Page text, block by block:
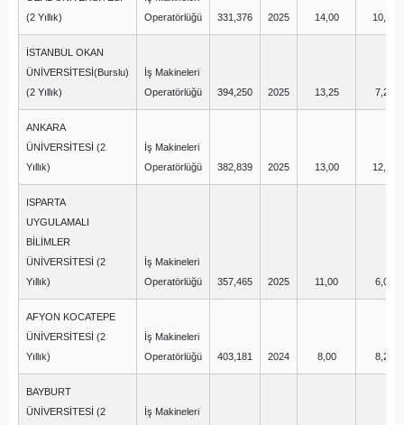
(2 Yıllık)
Operatörlüğü
331,376 2025 14,00 10,00
İSTANBUL OKAN
ÜNİVERSİTESİ(Burslu)
(2 Yıllık)
İş Makineleri
Operatörlüğü
394,250 2025 13,25 7,25
ANKARA
ÜNİVERSİTESİ (2
Yıllık)
İş Makineleri
Operatörlüğü
382,839 2025 13,00 12,00
ISPARTA
UYGULAMALI
BİLİMLER
ÜNİVERSİTESİ (2
Yıllık)
İş Makineleri
Operatörlüğü
357,465 2025 11,00 6,00
AFYON KOCATEPE
ÜNİVERSİTESİ (2
Yıllık)
İş Makineleri
Operatörlüğü
403,181 2024 8,00 8,25
BAYBURT
ÜNİVERSİTESİ (2
İş Makineleri